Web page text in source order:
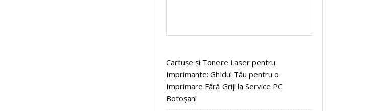
Cartușe și Tonere Laser pentru
Imprimante: Ghidul Tău pentru o
Imprimare Fără Griji la Service PC
Botoșani